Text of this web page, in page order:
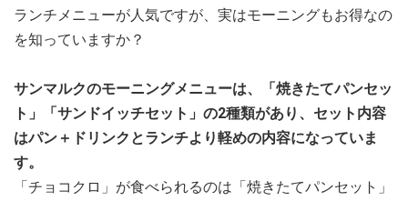
ランチメニューが人気ですが、実はモーニングもお得なの
を知っていますか？
サンマルクのモーニングメニューは、「焼きたてパンセッ
ト」「サンドイッチセット」の2種類があり、セット内容
はパン＋ドリンクとランチより軽めの内容になっていま
す。
「チョコクロ」が食べられるのは「焼きたてパンセット」